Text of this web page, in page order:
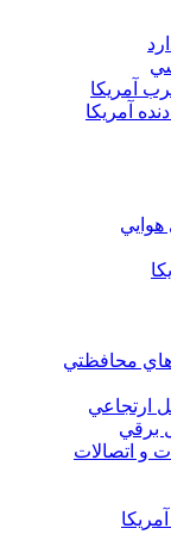
آمريکا
آمريکا
هوايي
محافظتي
ارتجاعي
برقي
و اتصالات